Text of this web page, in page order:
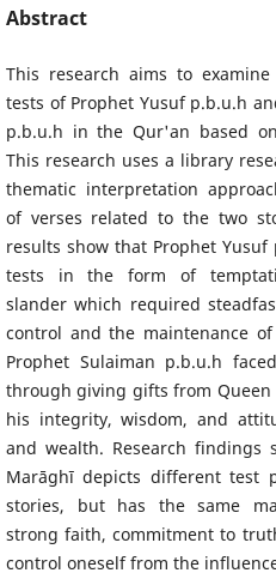
Abstract
This research aims to
tests of Prophet Yusuf p.b.u.h
p.b.u.h in the Qur'an based
This research uses a library
thematic interpretation
of verses related to the two
results show that Prophet
tests in the form of
slander which required
control and the maintenance
Prophet Sulaiman p.b.u.h
through giving gifts from Queen
his integrity, wisdom, and
and wealth. Research findings
Marāghī depicts different test
stories, but has the same
strong faith, commitment to
control oneself from the